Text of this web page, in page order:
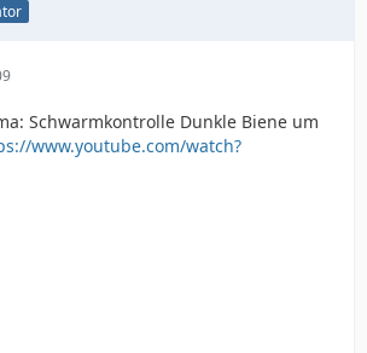
Schwarmkontrolle Dunkle Biene um
www.youtube.com/watch?